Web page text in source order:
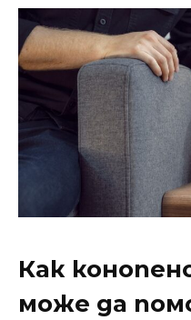
Как
може да